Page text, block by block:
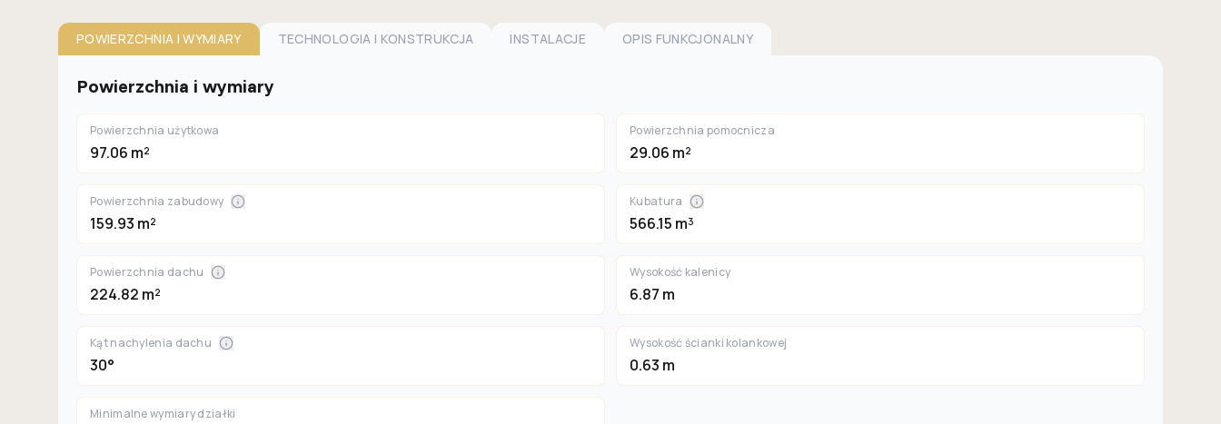
POWIERZCHNIA I WYMIARY TECHNOLOGIA I KONSTRUKCJA INSTALACJE OPIS FUNKCJONALNY
Powierzchnia i wymiary
Powierzchnia użytkowa
97.06 m²
Powierzchnia pomocnicza
29.06 m²
Powierzchnia zabudowy
159.93 m²
Kubatura
566.15 m³
Powierzchnia dachu
224.82 m²
Wysokość kalenicy
6.87 m
Kąt nachylenia dachu
30°
Wysokość ścianki kolankowej
0.63 m
Minimalne wymiary działki